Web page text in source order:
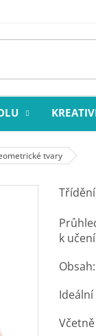
tvary
k